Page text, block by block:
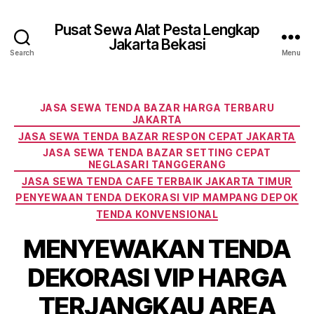
Search
Pusat Sewa Alat Pesta Lengkap
Jakarta Bekasi
Menu
Categories
JASA SEWA TENDA BAZAR HARGA TERBARU
JAKARTA
JASA SEWA TENDA BAZAR RESPON CEPAT JAKARTA
JASA SEWA TENDA BAZAR SETTING CEPAT
NEGLASARI TANGGERANG
JASA SEWA TENDA CAFE TERBAIK JAKARTA TIMUR
PENYEWAAN TENDA DEKORASI VIP MAMPANG DEPOK
TENDA KONVENSIONAL
MENYEWAKAN TENDA
DEKORASI VIP HARGA
TERJANGKAU AREA